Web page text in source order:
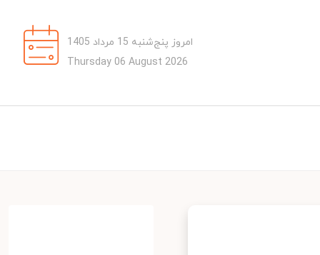
امروز پنج‌شنبه 15 مرداد 1405
Thursday 06 August 2026